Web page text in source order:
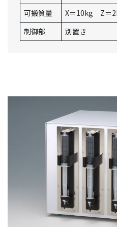
可搬質量
X＝10kg Z＝
制御部
別置き